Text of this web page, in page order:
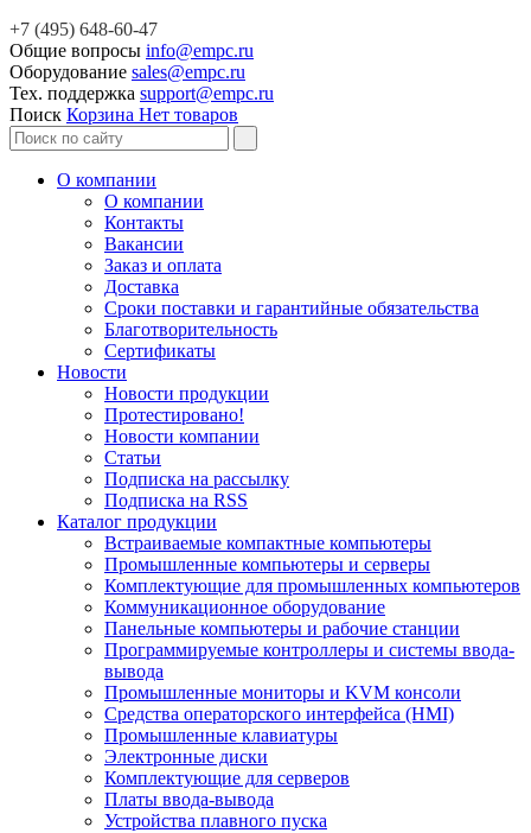
+7 (495) 648-60-47
Общие вопросы info@empc.ru
Оборудование sales@empc.ru
Тех. поддержка support@empc.ru
Поиск Корзина Нет товаров
О компании
О компании
Контакты
Вакансии
Заказ и оплата
Доставка
Сроки поставки и гарантийные обязательства
Благотворительность
Сертификаты
Новости
Новости продукции
Протестировано!
Новости компании
Статьи
Подписка на рассылку
Подписка на RSS
Каталог продукции
Встраиваемые компактные компьютеры
Промышленные компьютеры и серверы
Комплектующие для промышленных компьютеров
Коммуникационное оборудование
Панельные компьютеры и рабочие станции
Программируемые контроллеры и системы ввода-
вывода
Промышленные мониторы и KVM консоли
Средства операторского интерфейса (HMI)
Промышленные клавиатуры
Электронные диски
Комплектующие для серверов
Платы ввода-вывода
Устройства плавного пуска